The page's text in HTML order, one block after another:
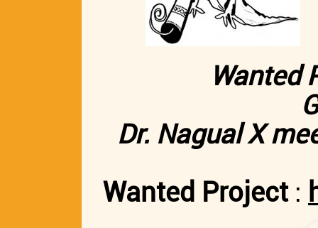
Wanted
Dr. Nagual X
Wanted Project: